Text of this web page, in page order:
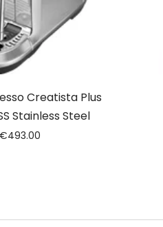
Creatista Plus
Stainless Steel
€493.00